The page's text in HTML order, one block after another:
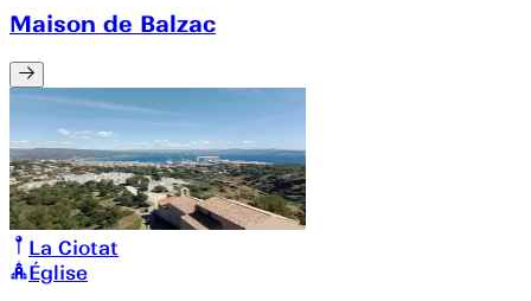
Maison de Balzac
La Ciotat
Église